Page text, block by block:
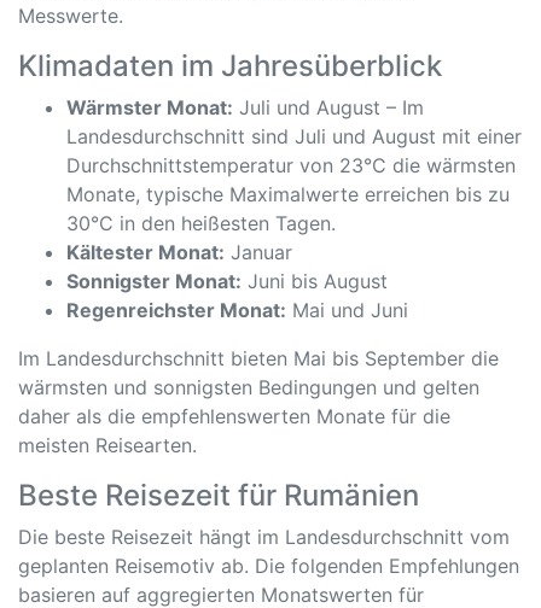
Messwerte.
Klimadaten im Jahresüberblick
Wärmster Monat: Juli und August – Im
Landesdurchschnitt sind Juli und August mit einer
Durchschnittstemperatur von 23°C die wärmsten
Monate, typische Maximalwerte erreichen bis zu
30°C in den heißesten Tagen.
Kältester Monat: Januar
Sonnigster Monat: Juni bis August
Regenreichster Monat: Mai und Juni
Im Landesdurchschnitt bieten Mai bis September die
wärmsten und sonnigsten Bedingungen und gelten
daher als die empfehlenswerten Monate für die
meisten Reisearten.
Beste Reisezeit für Rumänien
Die beste Reisezeit hängt im Landesdurchschnitt vom
geplanten Reisemotiv ab. Die folgenden Empfehlungen
basieren auf aggregierten Monatswerten für